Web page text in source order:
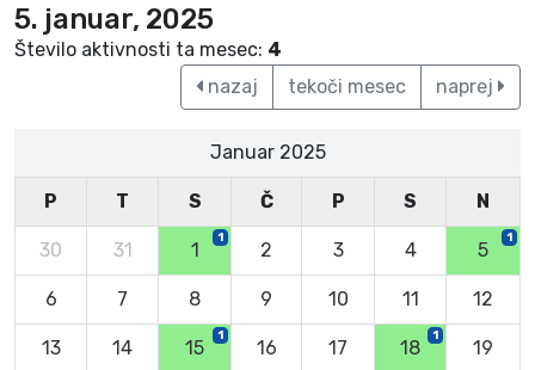
5. januar, 2025
Število aktivnosti ta mesec: 4
nazaj
tekoči mesec naprej
Januar 2025
P T S Č P S N
30 31 1
1
2 3 4 5
1
6 7 8 9 10 11 12
13 14 15
1
16 17 18
1
19